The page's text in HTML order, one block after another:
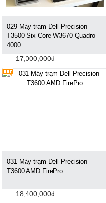
029 Máy trạm Dell Precision
T3500 Six Core W3670 Quadro
4000
17,000,000đ
031 Máy trạm Dell Precision
T3600 AMD FirePro
18,400,000đ